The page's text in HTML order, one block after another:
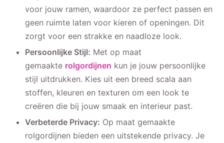
voor jouw ramen, waardoor ze perfect passen en
geen ruimte laten voor kieren of openingen. Dit
zorgt voor een strakke en naadloze look.
Persoonlijke Stijl: Met op maat
gemaakte rolgordijnen kun je jouw persoonlijke
stijl uitdrukken. Kies uit een breed scala aan
stoffen, kleuren en texturen om een look te
creëren die bij jouw smaak en interieur past.
Verbeterde Privacy: Op maat gemaakte
rolgordijnen bieden een uitstekende privacy. Je